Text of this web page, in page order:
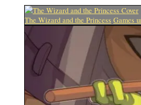
The Wizard and the Princess Games